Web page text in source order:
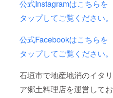
公式Instagramはこちらを
タップしてご覧ください。
公式Facebookはこちらを
タップしてご覧ください。
石垣市で地産地消のイタリ
ア郷土料理店を運営してお